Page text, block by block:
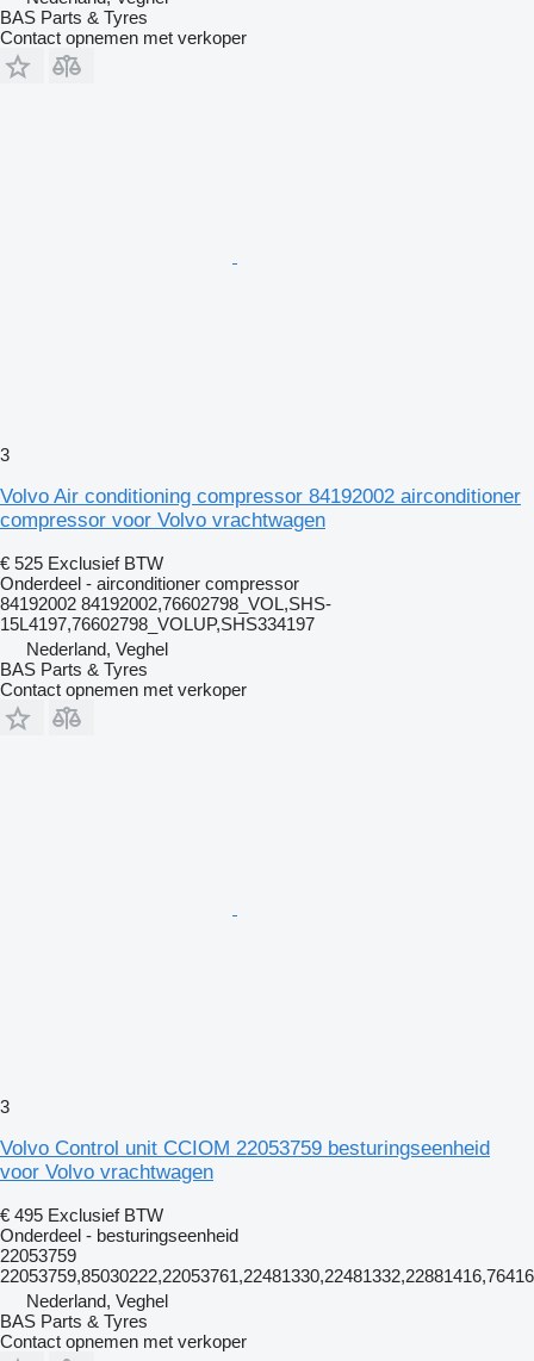
BAS Parts & Tyres
Contact opnemen met verkoper
3
Volvo Air conditioning compressor 84192002 airconditioner
compressor voor Volvo vrachtwagen
€ 525 Exclusief BTW
Onderdeel - airconditioner compressor
84192002 84192002,76602798_VOL,SHS-
15L4197,76602798_VOLUP,SHS334197
Nederland, Veghel
BAS Parts & Tyres
Contact opnemen met verkoper
3
Volvo Control unit CCIOM 22053759 besturingseenheid
voor Volvo vrachtwagen
€ 495 Exclusief BTW
Onderdeel - besturingseenheid
22053759
Nederland, Veghel
BAS Parts & Tyres
Contact opnemen met verkoper